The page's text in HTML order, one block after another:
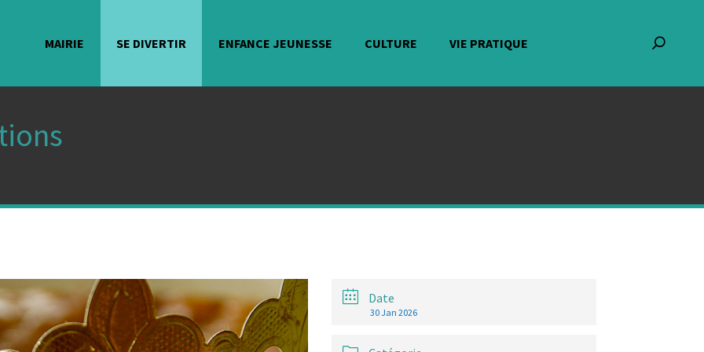
MAIRIE SE DIVERTIR ENFANCE JEUNESSE CULTURE VIE PRATIQUE
Date
30 Jan 2026